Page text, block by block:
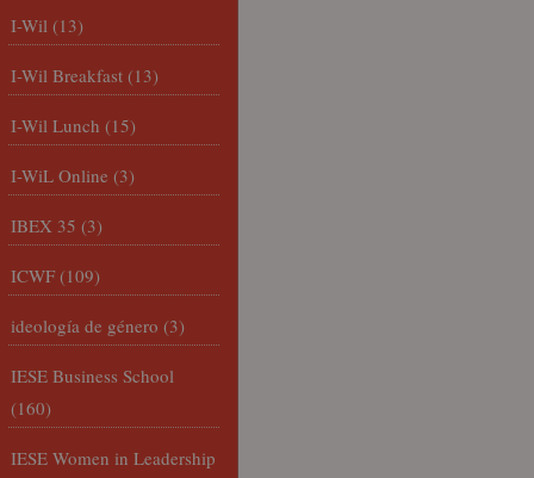
I-Wil (13)
I-Wil Breakfast (13)
I-Wil Lunch (15)
I-WiL Online (3)
IBEX 35 (3)
ICWF (109)
ideología de género (3)
IESE Business School
(160)
IESE Women in Leadership